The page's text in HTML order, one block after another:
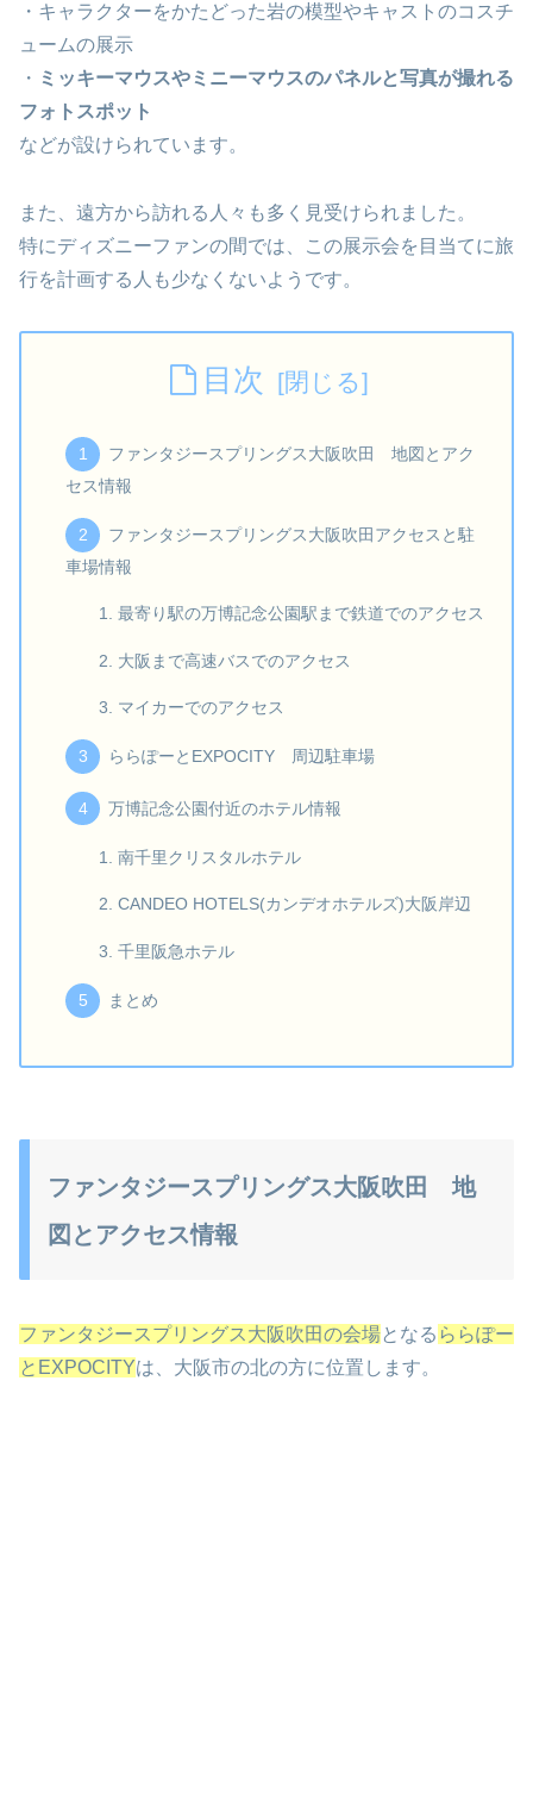
・キャラクターをかたどった岩の模型やキャストのコスチ
ュームの展示
・ ミッキーマウスやミニーマウスのパネルと写真が撮れる
フォトスポット
などが設けられています。
また、遠方から訪れる人々も多く見受けられました。
特にディズニーファンの間では、この展示会を目当てに旅
行を計画する人も少なくないようです。
目次
ファンタジースプリングス大阪吹田 地図とアク
セス情報
ファンタジースプリングス大阪吹田アクセスと駐
車場情報
最寄り駅の万博記念公園駅まで鉄道でのアクセス
大阪まで高速バスでのアクセス
マイカーでのアクセス
ららぽーとEXPOCITY 周辺駐車場
万博記念公園付近のホテル情報
南千里クリスタルホテル
CANDEO HOTELS(カンデオホテルズ)大阪岸辺
千里阪急ホテル
まとめ
ファンタジースプリングス大阪吹田 地
図とアクセス情報
ファンタジースプリングス大阪吹田の会場となる ららぽー
とEXPOCITYは、大阪市の北の方に位置します。